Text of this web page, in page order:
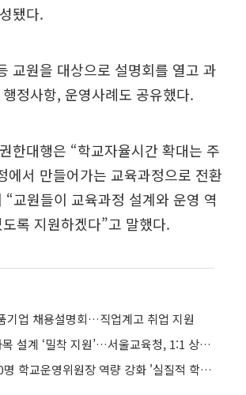
됐다.
교원을 대상으로 설명회를 열고 과
정사항, 운영사례도 공유했다.
한대행은 “학교자율시간 확대는 주
에서 만들어가는 교육과정으로 전환
“교원들이 교육과정 설계와 운영 역
록 지원하겠다”고 말했다.
기업 채용설명회…직업계고 취업 지원
고1부터 진로·과목 설계 ‘밀착 지원’…서울교육청, 1:1 상담까지 통합 제공
부산교육청, 500명 학교운영위원장 역량 강화 '실질적 학교자치' 실현